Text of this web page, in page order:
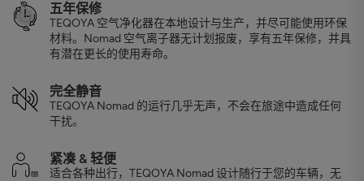
五年保修
TEQOYA 空气净化器在本地设计与生产，并尽可能使用环保
材料。Nomad 空气离子器无计划报废，享有五年保修，并具
有潜在更长的使用寿命。
完全静音
TEQOYA Nomad 的运行几乎无声，不会在旅途中造成任何
干扰。
紧凑 & 轻便
适合各种出行，TEQOYA Nomad 设计随行于您的车辆，无